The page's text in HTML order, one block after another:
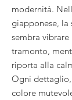
modernità.
giapponese,
sembra
tramonto,
riporta alla
Ogni
colore